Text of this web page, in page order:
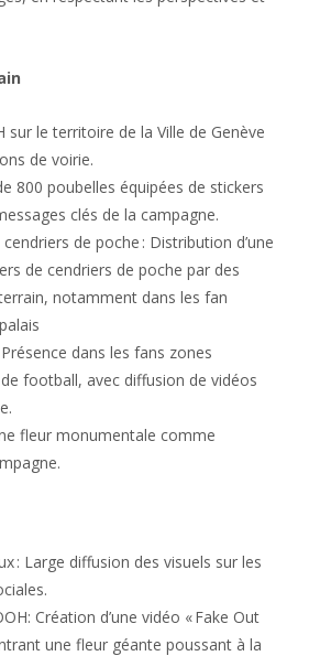
sur le territoire de la Ville de Genève
de voirie.
800 poubelles équipées de stickers
clés de la campagne.
de poche : Distribution d’une
de cendriers de poche par des
notamment dans les fan
dans les fans zones
de football, avec diffusion de vidéos
fleur monumentale comme
: Large diffusion des visuels sur les
Création d’une vidéo « Fake Out
une fleur géante poussant à la